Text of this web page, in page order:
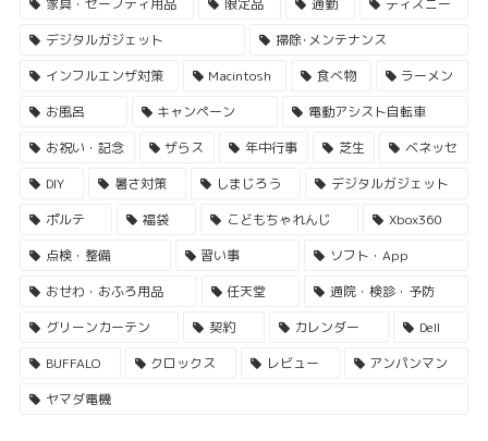
家具・セーフティ用品
限定品 通勤
ディズニー
デジタルガジェット
掃除･メンテナンス
インフルエンザ対策
Macintosh 食べ物
ラーメン
お風呂
キャンペーン
電動アシスト自転車
お祝い・記念
ザらス 年中行事 芝生
ベネッセ
DIY
暑さ対策 しまじろう
デジタルガジェット
ポルテ
福袋 こどもちゃれんじ
Xbox360
点検・整備
習い事
ソフト・App
おせわ・おふろ用品
任天堂
通院・検診・予防
グリーンカーテン
契約 カレンダー
Dell
BUFFALO
クロックス レビュー
アンパンマン
ヤマダ電機